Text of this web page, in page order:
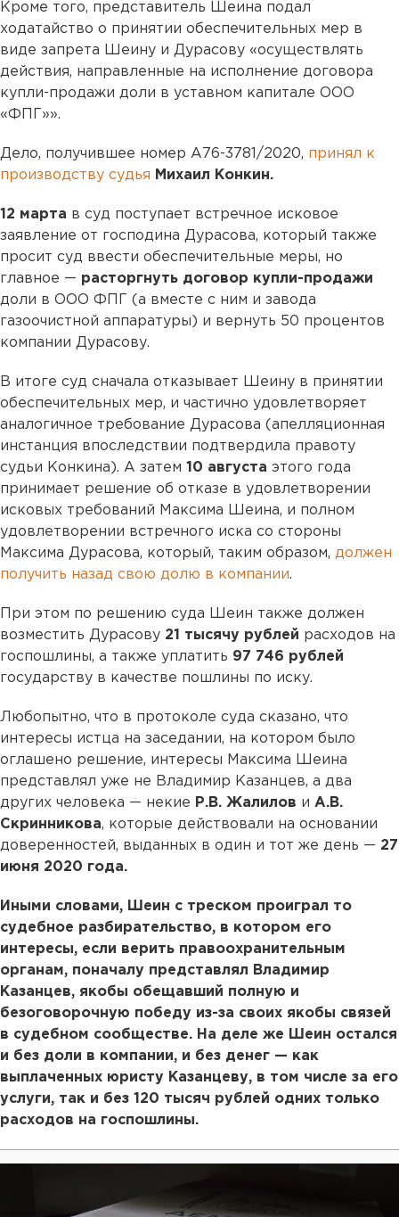
Кроме того, представитель Шеина подал
ходатайство о принятии обеспечительных мер в
виде запрета Шеину и Дурасову «осуществлять
действия, направленные на исполнение договора
купли-продажи доли в уставном капитале ООО
«ФПГ»».
Дело, получившее номер А76-3781/2020, принял к
производству судья Михаил Конкин.
12 марта в суд поступает встречное исковое
заявление от господина Дурасова, который также
просит суд ввести обеспечительные меры, но
главное — расторгнуть договор купли-продажи
доли в ООО ФПГ (а вместе с ним и завода
газоочистной аппаратуры) и вернуть 50 процентов
компании Дурасову.
В итоге суд сначала отказывает Шеину в принятии
обеспечительных мер, и частично удовлетворяет
аналогичное требование Дурасова (апелляционная
инстанция впоследствии подтвердила правоту
судьи Конкина). А затем 10 августа этого года
принимает решение об отказе в удовлетворении
исковых требований Максима Шеина, и полном
удовлетворении встречного иска со стороны
Максима Дурасова, который, таким образом, должен
получить назад свою долю в компании.
При этом по решению суда Шеин также должен
возместить Дурасову 21 тысячу рублей расходов на
госпошлины, а также уплатить 97 746 рублей
государству в качестве пошлины по иску.
Любопытно, что в протоколе суда сказано, что
интересы истца на заседании, на котором было
оглашено решение, интересы Максима Шеина
представлял уже не Владимир Казанцев, а два
других человека — некие Р.В. Жалилов и А.В.
Скринникова, которые действовали на основании
доверенностей, выданных в один и тот же день — 27
июня 2020 года.
Иными словами, Шеин с треском проиграл то
судебное разбирательство, в котором его
интересы, если верить правоохранительным
органам, поначалу представлял Владимир
Казанцев, якобы обещавший полную и
безоговорочную победу из-за своих якобы связей
в судебном сообществе. На деле же Шеин остался
и без доли в компании, и без денег — как
выплаченных юристу Казанцеву, в том числе за его
услуги, так и без 120 тысяч рублей одних только
расходов на госпошлины.